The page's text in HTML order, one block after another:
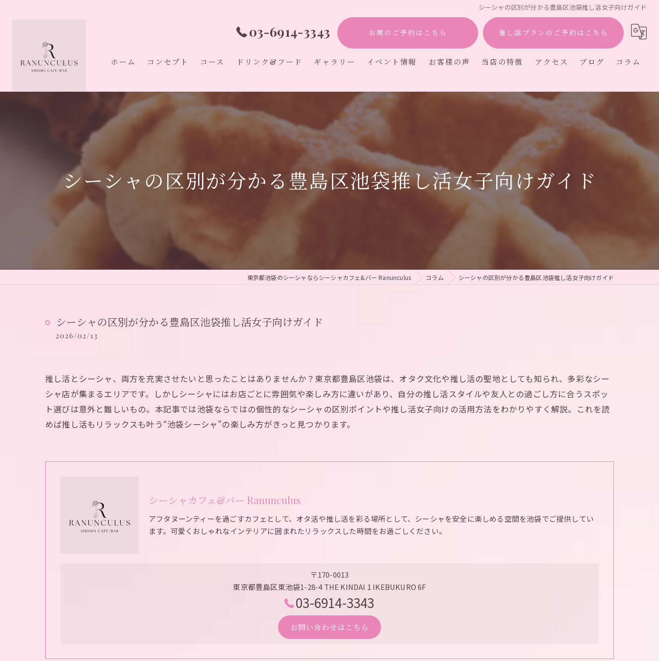
シーシャの区別が分かる豊島区池袋推し活女子向けガイド
03-6914-3343 お席のご予約はこちら 推し活プランのご予約はこちら
ホーム コンセプト コース ドリンク&フード ギャラリー イベント情報 お客様の声 当店の特徴
アフタヌーンティー
オタ活
推し活
アクセス ブログ コラム
シーシャの区別が分かる豊島区池袋推し活女子向けガイド
東京都池袋のシーシャならシーシャカフェ&バー Ranunculus コラム シーシャの区別が分かる豊島区池袋推し活女子向けガイド
シーシャの区別が分かる豊島区池袋推し活女子向けガイド
2026/02/13
推し活とシーシャ、両方を充実させたいと思ったことはありませんか？東京都豊島区池袋は、オタク文化や推し活の聖地としても知られ、多彩なシー
シャ店が集まるエリアです。しかしシーシャにはお店ごとに雰囲気や楽しみ方に違いがあり、自分の推し活スタイルや友人との過ごし方に合うスポッ
ト選びは意外と難しいもの。本記事では池袋ならではの個性的なシーシャの区別ポイントや推し活女子向けの活用方法をわかりやすく解説。これを読
めば推し活もリラックスも叶う“池袋シーシャ”の楽しみ方がきっと見つかります。
シーシャカフェ&バー Ranunculus
アフタヌーンティーを過ごすカフェとして、オタ活や推し活を彩る場所として、シーシャを安全に楽しめる空間を池袋でご提供してい
ます。可愛くおしゃれなインテリアに囲まれたリラックスした時間をお過ごしください。
〒170-0013
東京都豊島区東池袋1-28-4 THE KINDAI 1 IKEBUKURO 6F
03-6914-3343
お問い合わせはこちら